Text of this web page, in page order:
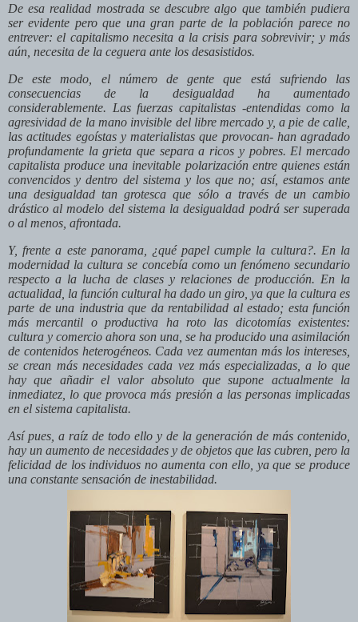
De esa realidad mostrada se descubre algo que también pudiera
ser evidente pero que una gran parte de la población parece no
entrever: el capitalismo necesita a la crisis para sobrevivir; y más
aún, necesita de la ceguera ante los desasistidos.
De este modo, el número de gente que está sufriendo las
consecuencias de la desigualdad ha aumentado
considerablemente. Las fuerzas capitalistas -entendidas como la
agresividad de la mano invisible del libre mercado y, a pie de calle,
las actitudes egoístas y materialistas que provocan- han agradado
profundamente la grieta que separa a ricos y pobres. El mercado
capitalista produce una inevitable polarización entre quienes están
convencidos y dentro del sistema y los que no; así, estamos ante
una desigualdad tan grotesca que sólo a través de un cambio
drástico al modelo del sistema la desigualdad podrá ser superada
o al menos, afrontada.
Y, frente a este panorama, ¿qué papel cumple la cultura?. En la
modernidad la cultura se concebía como un fenómeno secundario
respecto a la lucha de clases y relaciones de producción. En la
actualidad, la función cultural ha dado un giro, ya que la cultura es
parte de una industria que da rentabilidad al estado; esta función
más mercantil o productiva ha roto las dicotomías existentes:
cultura y comercio ahora son una, se ha producido una asimilación
de contenidos heterogéneos. Cada vez aumentan más los intereses,
se crean más necesidades cada vez más especializadas, a lo que
hay que añadir el valor absoluto que supone actualmente la
inmediatez, lo que provoca más presión a las personas implicadas
en el sistema capitalista.
Así pues, a raíz de todo ello y de la generación de más contenido,
hay un aumento de necesidades y de objetos que las cubren, pero la
felicidad de los individuos no aumenta con ello, ya que se produce
una constante sensación de inestabilidad.